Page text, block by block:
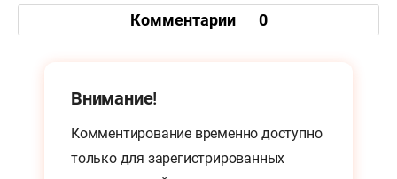
Комментарии 0
Внимание!
Комментирование временно доступно
только для зарегистрированных